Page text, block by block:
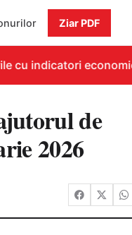
Ziar PDF
indicatori economici”
de
2026